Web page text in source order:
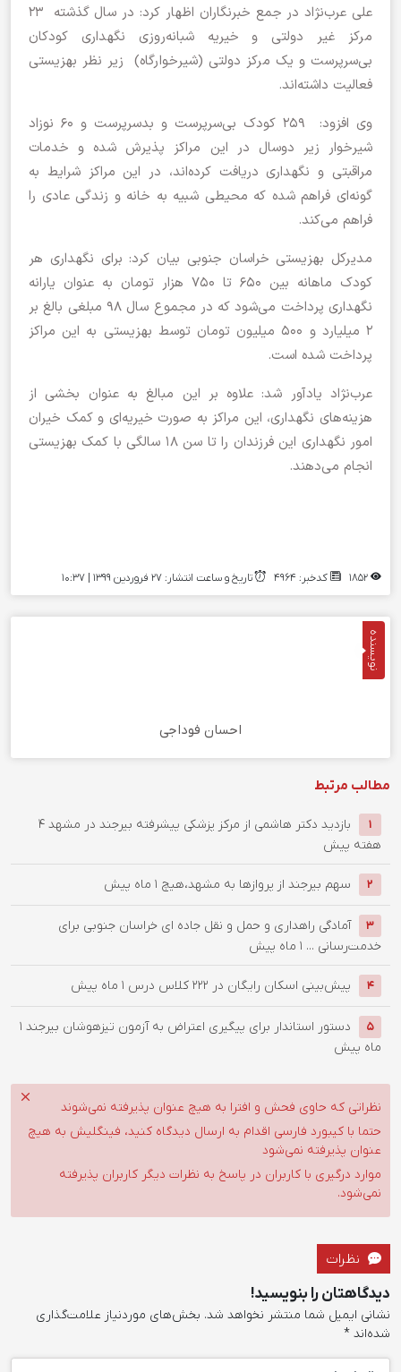
علی عرب‌نژاد در جمع خبرنگاران اظهار کرد: در سال گذشته 23
مرکز غیر دولتی و خیریه شبانه‌روزی نگهداری کودکان
بی‌سرپرست و یک مرکز دولتی (شیرخوارگاه) زیر نظر بهزیستی
فعالیت داشته‌اند.
وی افزود: 259 کودک بی‌سرپرست و بدسرپرست و ۶۰ نوزاد
شیرخوار زیر دوسال در این مراکز پذیرش شده و خدمات
مراقبتی و نگهداری دریافت کرده‌اند، در این مراکز شرایط به
گونه‌ای فراهم شده که محیطی شبیه به خانه و زندگی عادی را
فراهم می‌کند.
مدیرکل بهزیستی خراسان‌ جنوبی بیان کرد: برای نگهداری هر
کودک ماهانه بین ۶۵۰ تا ۷۵۰ هزار تومان به عنوان یارانه
نگهداری پرداخت می‌شود که در مجموع سال ۹۸ مبلغی بالغ بر
۲ میلیارد و ۵۰۰ میلیون تومان توسط بهزیستی به این مراکز
پرداخت شده است.
عرب‌نژاد یادآور شد: علاوه بر این مبالغ به عنوان بخشی از
هزینه‌های نگهداری، این مراکز به صورت خیریه‌ای و کمک خیران
امور نگهداری این فرزندان را تا سن ۱۸ سالگی با کمک بهزیستی
انجام می‌دهند.
کدخبر: 4964 تاریخ و ساعت انتشار: ۲۷ فروردین ۱۳۹۹ | 10:37
نویسنده
احسان فوداجی
مطالب مرتبط
1 بازدید دکتر هاشمی از مرکز پزشکی پیشرفته بیرجند در مشهد 4
هفته پیش
2 سهم بیرجند از پروازها به مشهد،هیچ 1 ماه پیش
3
آمادگی راهداری و حمل و نقل جاده ای خراسان جنوبی برای
خدمت‌رسانی ... 1 ماه پیش
4 پیش‌بینی اسکان رایگان در ۲۲۲ کلاس درس 1 ماه پیش
5 دستور استاندار برای پیگیری اعتراض به آزمون تیزهوشان بیرجند 1
ماه پیش
نظراتی که حاوی فحش و افترا به هیچ عنوان پذیرفته نمی‌شوند
حتما با کیبورد فارسی اقدام به ارسال دیدگاه کنید، فینگلیش به هیچ
عنوان پذیرفته نمی‌شود
موارد درگیری با کاربران در پاسخ به نظرات دیگر کاربران پذیرفته
نمی‌شود.
نظرات
دیدگاهتان را بنویسید!
نشانی ایمیل شما منتشر نخواهد شد. بخش‌های موردنیاز علامت‌گذاری
شده‌اند *